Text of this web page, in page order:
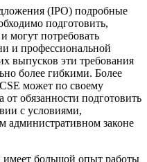
(IPO) подробные
подготовить,
могут потребовать
и профессиональной
выпусков эти требования
более гибкими. Более
может по своему
обязанности подготовить
с условиями,
административном законе
большой опыт работы